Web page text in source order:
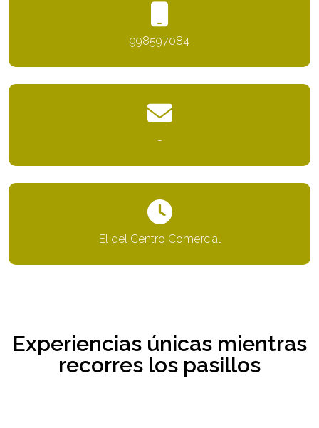
998597084
-
El del Centro Comercial
Experiencias únicas mientras
recorres los pasillos